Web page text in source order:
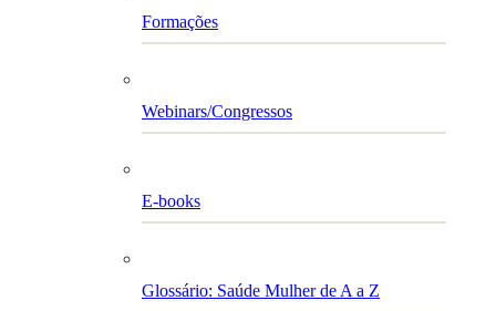
Formações
Webinars/Congressos
E-books
Glossário: Saúde Mulher de A a Z